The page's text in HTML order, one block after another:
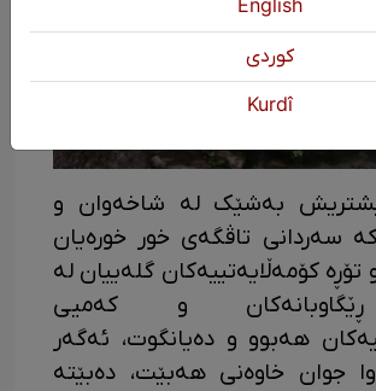
بەشێک لە شاخەوان و
سەردانی تاڤگەی خور خورەیان
تۆڕە کۆمەڵایەتییەکان گلەییان لە
و کەمیی
هەبوو و دەیانگوت، ئەگەر
جوان خاوەنی هەبێت، دەبێتە
English
كوردی
Kurdî